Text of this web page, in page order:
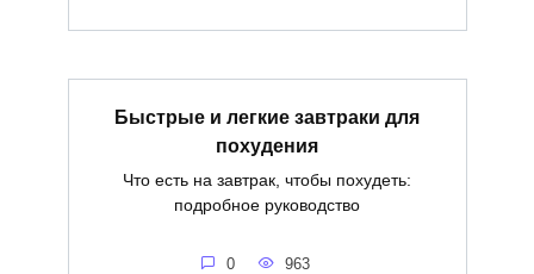
Быстрые и легкие завтраки для
похудения
Что есть на завтрак, чтобы похудеть:
подробное руководство
0 963